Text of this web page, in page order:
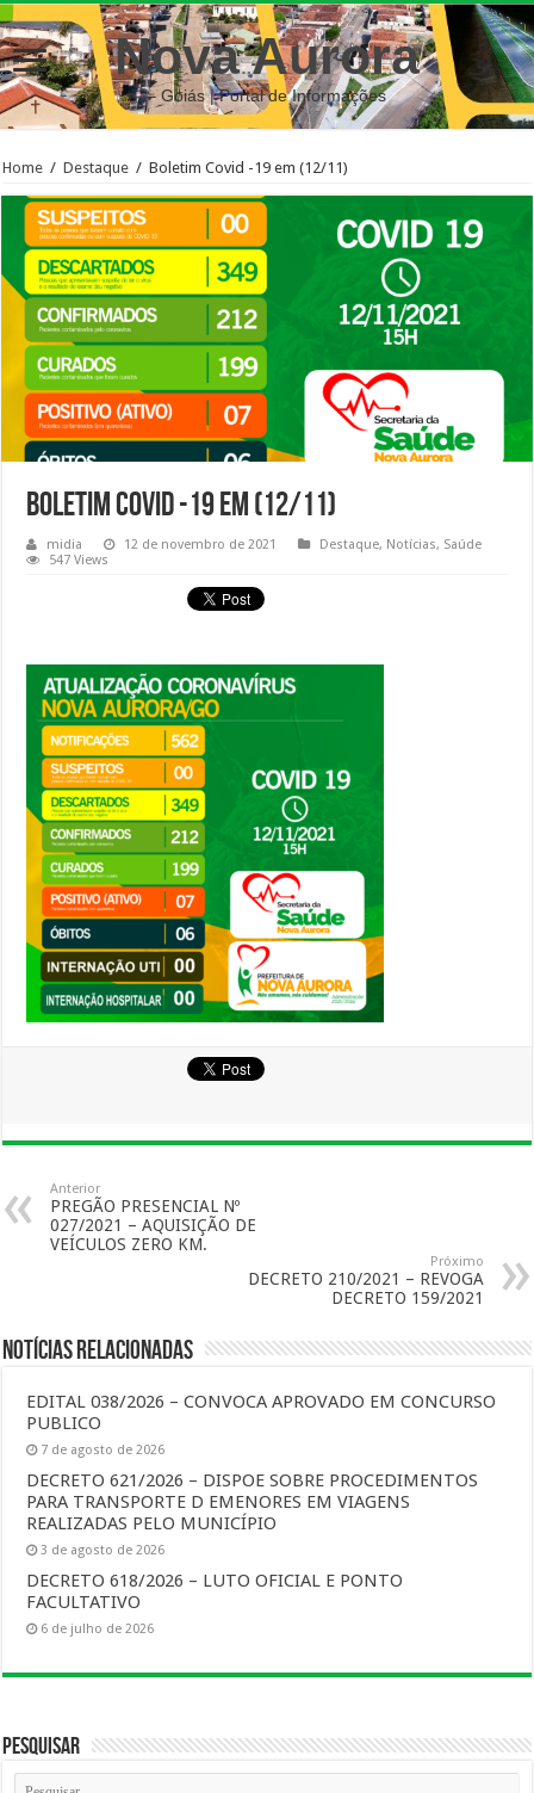
Nova Aurora
– Goiás | Portal de Informações
Home / Destaque / Boletim Covid -19 em (12/11)
Boletim Covid -19 em (12/11)
midia 12 de novembro de 2021 Destaque, Notícias, Saúde
547 Views
Anterior
PREGÃO PRESENCIAL Nº
027/2021 – AQUISIÇÃO DE
VEÍCULOS ZERO KM.
Próximo
DECRETO 210/2021 – REVOGA
DECRETO 159/2021
Notícias Relacionadas
EDITAL 038/2026 – CONVOCA APROVADO EM CONCURSO
PUBLICO
7 de agosto de 2026
DECRETO 621/2026 – DISPOE SOBRE PROCEDIMENTOS
PARA TRANSPORTE D EMENORES EM VIAGENS
REALIZADAS PELO MUNICÍPIO
3 de agosto de 2026
DECRETO 618/2026 – LUTO OFICIAL E PONTO
FACULTATIVO
6 de julho de 2026
Pesquisar